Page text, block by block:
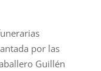
por las
Guillén